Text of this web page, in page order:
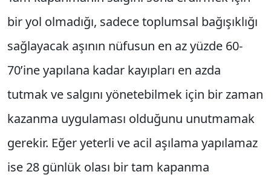
bir yol olmadığı, sadece toplumsal bağışıklığı
sağlayacak aşının nüfusun en az yüzde 60-
70’ine yapılana kadar kayıpları en azda
tutmak ve salgını yönetebilmek için bir zaman
kazanma uygulaması olduğunu unutmamak
gerekir. Eğer yeterli ve acil aşılama yapılamaz
ise 28 günlük olası bir tam kapanma